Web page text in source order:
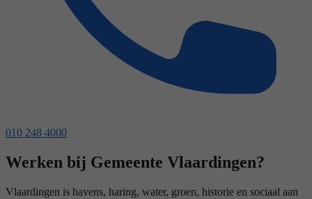
010 248 4000
Werken bij Gemeente Vlaardingen?
Vlaardingen is havens, haring, water, groen, historie en sociaal aan